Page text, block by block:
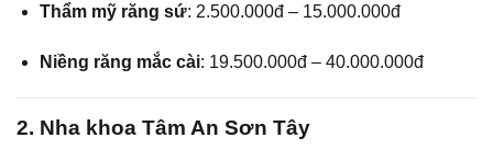
Thẩm mỹ răng sứ: 2.500.000đ – 15.000.000đ
Niềng răng mắc cài: 19.500.000đ – 40.000.000đ
2. Nha khoa Tâm An Sơn Tây